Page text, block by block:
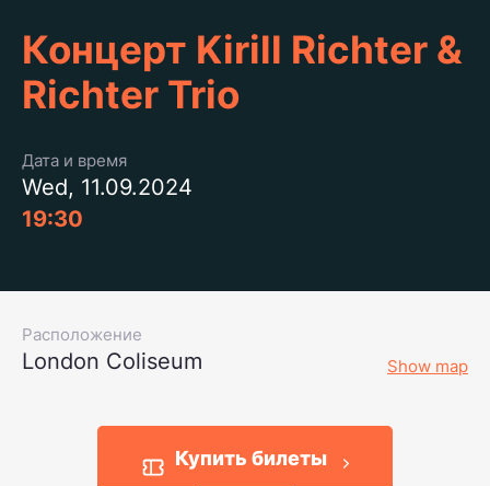
Концерт Kirill Richter &
Richter Trio
Дата и время
Wed, 11.09.2024
19:30
Расположение
London Coliseum Show map
Купить билеты